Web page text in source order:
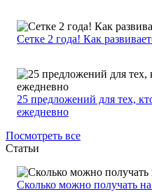
Сетке 2 года! Как
25 предложений для тех,
ежедневно
Посмотреть все
Статьи
Сколько можно получать